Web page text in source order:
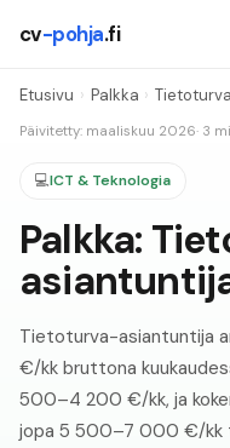
cv-pohja.fi
Etusivu › Palkka ›
Päivitetty: maaliskuu 2026· 3
💻ICT & Teknologia
Palkka:
Tietoturva-asiantuntija
€/kk bruttona
500–4 200 €/kk, ja
jopa 5 500–7 000 €/kk